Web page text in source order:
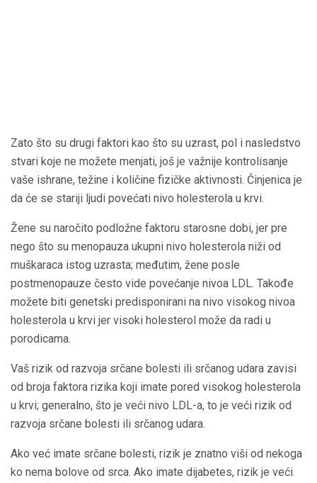
Zato što su drugi faktori kao što su uzrast, pol i nasledstvo
stvari koje ne možete menjati, još je važnije kontrolisanje
vaše ishrane, težine i količine fizičke aktivnosti. Činjenica je
da će se stariji ljudi povećati nivo holesterola u krvi.
Žene su naročito podložne faktoru starosne dobi, jer pre
nego što su menopauza ukupni nivo holesterola niži od
muškaraca istog uzrasta; međutim, žene posle
postmenopauze često vide povećanje nivoa LDL. Takođe
možete biti genetski predisponirani na nivo visokog nivoa
holesterola u krvi jer visoki holesterol može da radi u
porodicama.
Vaš rizik od razvoja srčane bolesti ili srčanog udara zavisi
od broja faktora rizika koji imate pored visokog holesterola
u krvi; generalno, što je veći nivo LDL-a, to je veći rizik od
razvoja srčane bolesti ili srčanog udara.
Ako već imate srčane bolesti, rizik je znatno viši od nekoga
ko nema bolove od srca. Ako imate dijabetes, rizik je veći.